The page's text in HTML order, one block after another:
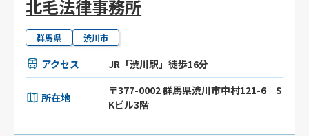
北毛法律事務所
群馬県 渋川市
アクセス JR「渋川駅」徒歩16分
所在地
〒377-0002 群馬県渋川市中村121-6 S
Kビル3階